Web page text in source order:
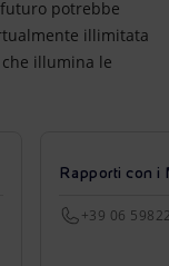
potrebbe
illimitata
illumina le
Rapporti con i
+39 06